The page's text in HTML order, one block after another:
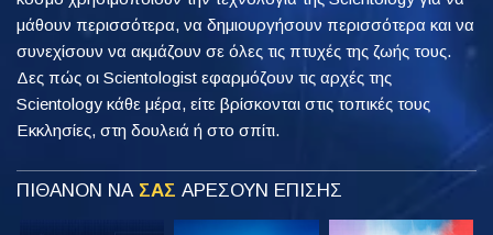
μάθουν περισσότερα, να δημιουργήσουν περισσότερα και να
συνεχίσουν να ακμάζουν σε όλες τις πτυχές της ζωής τους.
Δες πώς οι Scientologist εφαρμόζουν τις αρχές της
Scientology κάθε μέρα, είτε βρίσκονται στις τοπικές τους
Εκκλησίες, στη δουλειά ή στο σπίτι.
ΠΙΘΑΝΟΝ ΝΑ ΣΑΣ ΑΡΕΣΟΥΝ ΕΠΙΣΗΣ